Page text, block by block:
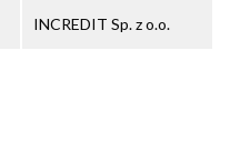
INCREDIT Sp. z o.o.